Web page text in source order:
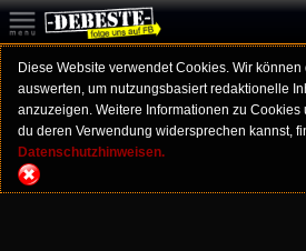
Diese Website verwendet Cookies. Wir
auswerten, um nutzungsbasiert redaktionelle
anzuzeigen. Weitere Informationen zu
du deren Verwendung widersprechen kannst,
Datenschutzhinweisen.